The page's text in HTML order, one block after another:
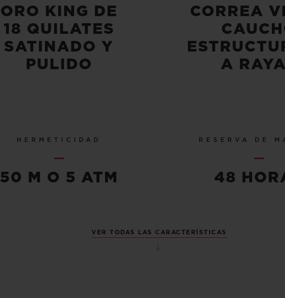
ORO KING DE
18 QUILATES
SATINADO Y
PULIDO
CORREA
A
HERMETICIDAD
50 M O 5 ATM
RESERVA DE
48
VER TODAS LAS CARACTERÍSTICAS